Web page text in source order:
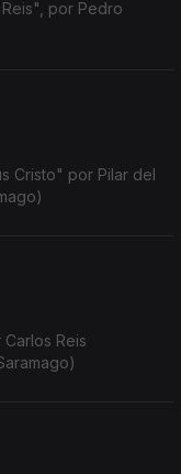
por Pedro
Cristo" por Pilar del
Reis